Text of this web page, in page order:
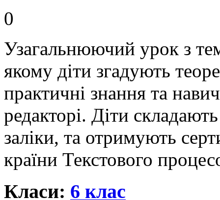
0
Узагальнюючий урок з
якому діти згадують
практичні знання та
редакторі. Діти
заліки, та отримують
країни Текстового
Класи: 6 клас